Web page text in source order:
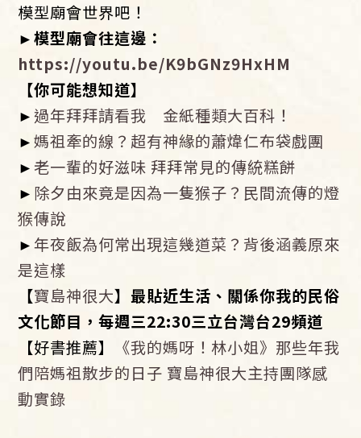
模型廟會世界吧！
►模型廟會往這邊：
https://youtu.be/K9bGNz9HxHM
【你可能想知道】
►過年拜拜請看我 金紙種類大百科！
►媽祖牽的線？超有神緣的蕭煒仁布袋戲團
► 老一輩的好滋味 拜拜常見的傳統糕餅
► 除夕由來竟是因為一隻猴子？民間流傳的燈
猴傳說
►年夜飯為何常出現這幾道菜？背後涵義原來
是這樣
【寶島神很大】最貼近生活、關係你我的民俗
文化節目，每週三22:30三立台灣台29頻道
【好書推薦】
《我的媽呀！林小姐》那些年我
們陪媽祖散步的日子 寶島神很大主持團隊感
動實錄